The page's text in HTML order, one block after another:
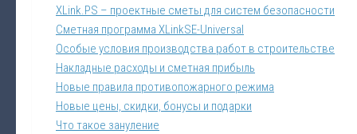
XLink.PS – проектные сметы для систем безопасности
Сметная программа XLinkSE-Universal
Особые условия производства работ в строительстве
Накладные расходы и сметная прибыль
Новые правила противопожарного режима
Новые цены, скидки, бонусы и подарки
Что такое зануление